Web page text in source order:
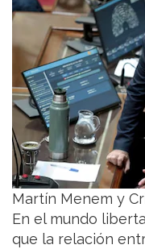
Martín Menem y
En el mundo
que la relación